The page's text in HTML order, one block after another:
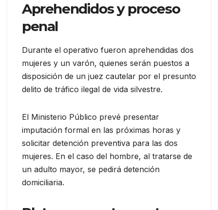
Aprehendidos y proceso
penal
Durante el operativo fueron aprehendidas dos
mujeres y un varón, quienes serán puestos a
disposición de un juez cautelar por el presunto
delito de tráfico ilegal de vida silvestre.
El Ministerio Público prevé presentar
imputación formal en las próximas horas y
solicitar detención preventiva para las dos
mujeres. En el caso del hombre, al tratarse de
un adulto mayor, se pedirá detención
domiciliaria.